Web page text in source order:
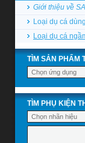
Giới thiệu về
Loại dụ cá
Loại dụ cá
TÌM SẢN PHẨM
TÌM PHỤ KIỆN